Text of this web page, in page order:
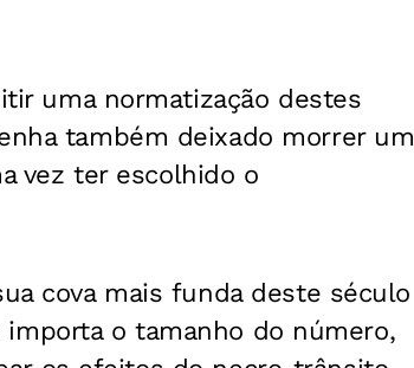
uma normatização destes
também deixado morrer um
vez ter escolhido o
cova mais funda deste século
o tamanho do número,